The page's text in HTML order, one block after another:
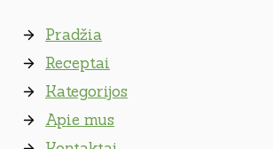
Pradžia
Receptai
Kategorijos
Apie mus